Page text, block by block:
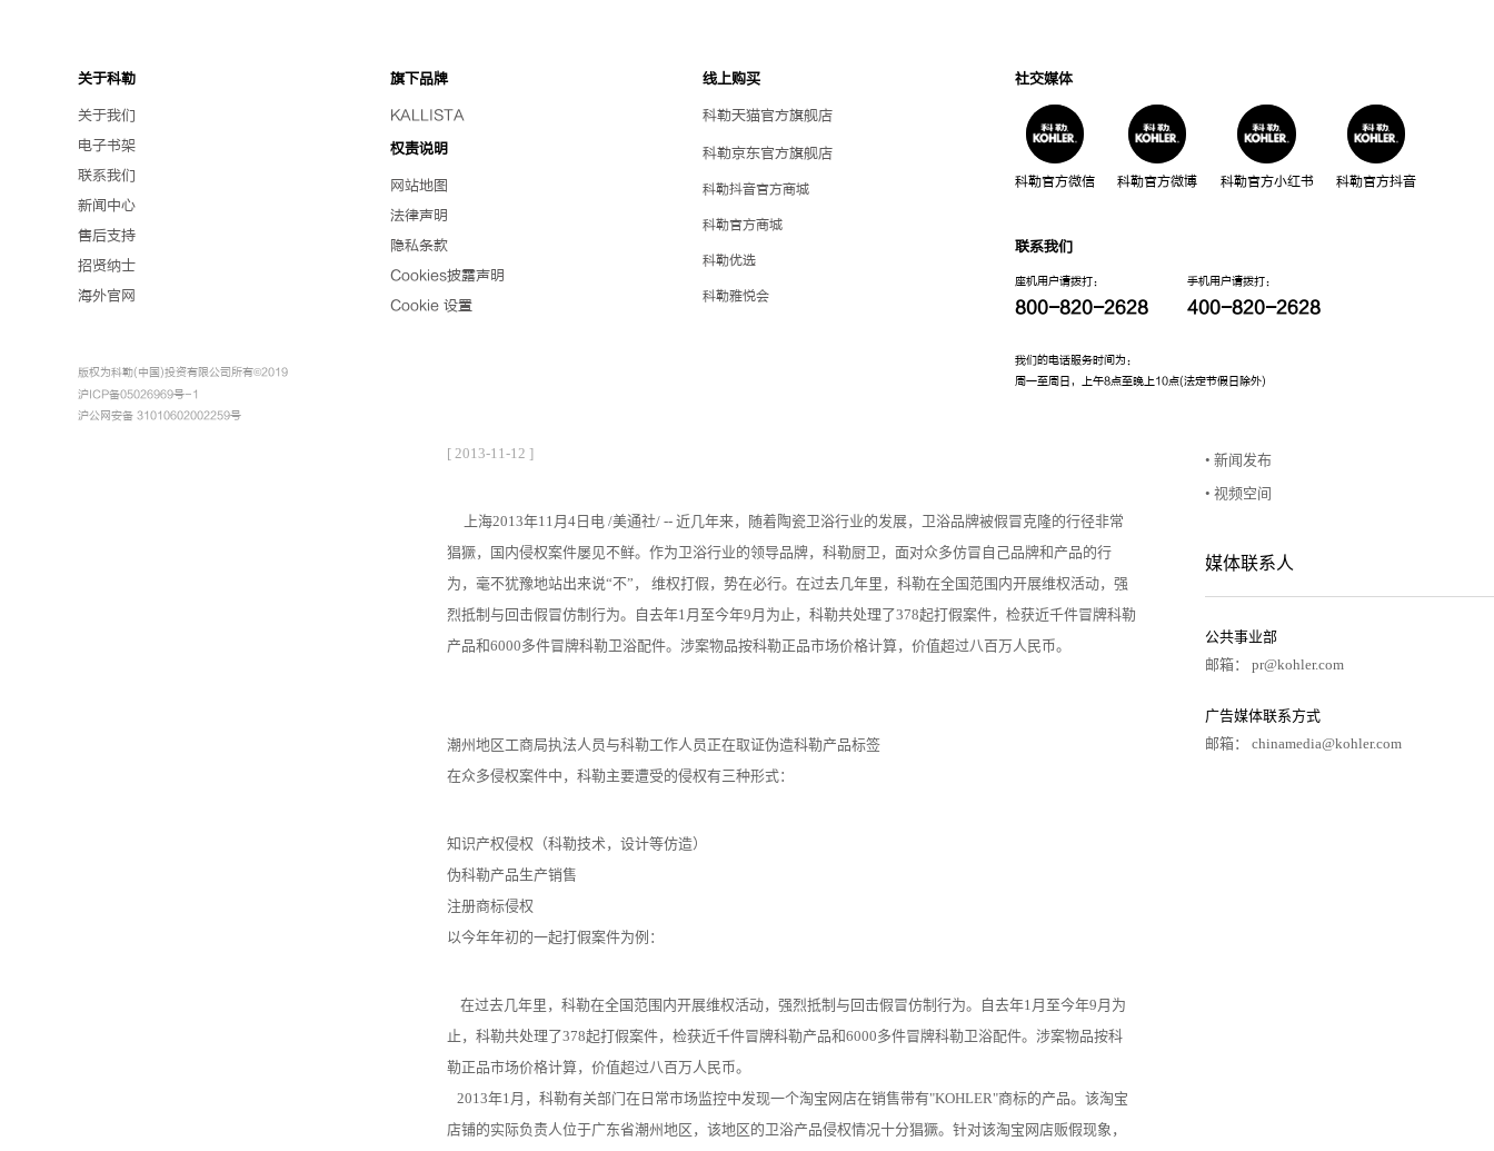
新闻内容
[ 2013-11-12 ]
上海2013年11月4日电 /美通社/ -- 近几年来，随着陶瓷卫浴行业的发展，卫浴品牌被假冒克隆的行径非常
猖獗，国内侵权案件屡见不鲜。作为卫浴行业的领导品牌，科勒厨卫，面对众多仿冒自己品牌和产品的行
为，毫不犹豫地站出来说“不”， 维权打假，势在必行。在过去几年里，科勒在全国范围内开展维权活动，强
烈抵制与回击假冒仿制行为。自去年1月至今年9月为止，科勒共处理了378起打假案件，检获近千件冒牌科勒
产品和6000多件冒牌科勒卫浴配件。涉案物品按科勒正品市场价格计算，价值超过八百万人民币。
潮州地区工商局执法人员与科勒工作人员正在取证伪造科勒产品标签
在众多侵权案件中，科勒主要遭受的侵权有三种形式：
知识产权侵权（科勒技术，设计等仿造）
伪科勒产品生产销售
注册商标侵权
以今年年初的一起打假案件为例：
在过去几年里，科勒在全国范围内开展维权活动，强烈抵制与回击假冒仿制行为。自去年1月至今年9月为
止，科勒共处理了378起打假案件，检获近千件冒牌科勒产品和6000多件冒牌科勒卫浴配件。涉案物品按科
勒正品市场价格计算，价值超过八百万人民币。
2013年1月，科勒有关部门在日常市场监控中发现一个淘宝网店在销售带有"KOHLER"商标的产品。该淘宝
店铺的实际负责人位于广东省潮州地区，该地区的卫浴产品侵权情况十分猖獗。针对该淘宝网店贩假现象，
新闻中心
• 新闻发布
• 视频空间
媒体联系人
公共事业部
邮箱： pr@kohler.com
广告媒体联系方式
邮箱： chinamedia@kohler.com
媒体联系人
公共事业部
关于科勒
关于我们
电子书架
联系我们
新闻中心
售后支持
招贤纳士
海外官网
旗下品牌
KALLISTA
权责说明
网站地图
法律声明
隐私条款
Cookies披露声明
Cookie 设置
线上购买
科勒天猫官方旗舰店
科勒京东官方旗舰店
科勒抖音官方商城
科勒官方商城
科勒优选
科勒雅悦会
版权为科勒(中国)投资有限公司所有©2019
沪ICP备05026969号-1
沪公网安备 31010602002259号
社交媒体
科勒官方微信 科勒官方微博 科勒官方小红书 科勒官方抖音
联系我们
座机用户请拨打：
800-820-2628
手机用户请拨打：
400-820-2628
我们的电话服务时间为：
周一至周日，上午8点至晚上10点(法定节假日除外)